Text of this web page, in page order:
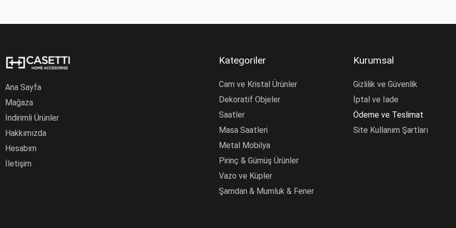
Ana Sayfa
Mağaza
İndirimli Ürünler
Hakkımızda
Hesabım
İletişim
Kategoriler
Cam ve Kristal Ürünler
Dekoratif Objeler
Saatler
Masa Saatleri
Metal Mobilya
Pirinç & Gümüş Ürünler
Vazo ve Küpler
Şamdan & Mumluk & Fener
Kurumsal
Gizlilik ve Güvenlik
İptal ve İade
Ödeme ve Teslimat
Site Kullanım Şartları